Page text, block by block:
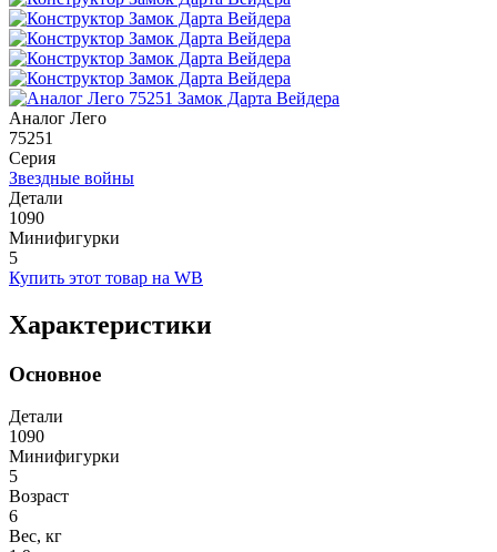
Аналог Лего
75251
Серия
Звездные войны
Детали
1090
Минифигурки
5
Купить этот товар на WB
Характеристики
Основное
Детали
1090
Минифигурки
5
Возраст
6
Вес, кг